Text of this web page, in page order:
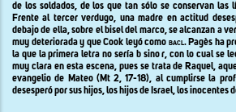
de los soldados, de los que tan sólo se conservan las
Frente al tercer verdugo, una madre en actitud
debajo de ella, sobre el bisel del marco, se alcanzan a
muy deteriorada y que Cook leyó como bacl. Pagès ha
la que la primera letra no sería b sino r, con lo cual se
muy clara en esta escena, pues se trata de Raquel,
evangelio de Mateo (Mt 2, 17-18), al cumplirse la
desesperó por sus hijos, los hijos de Israel, los inocentes